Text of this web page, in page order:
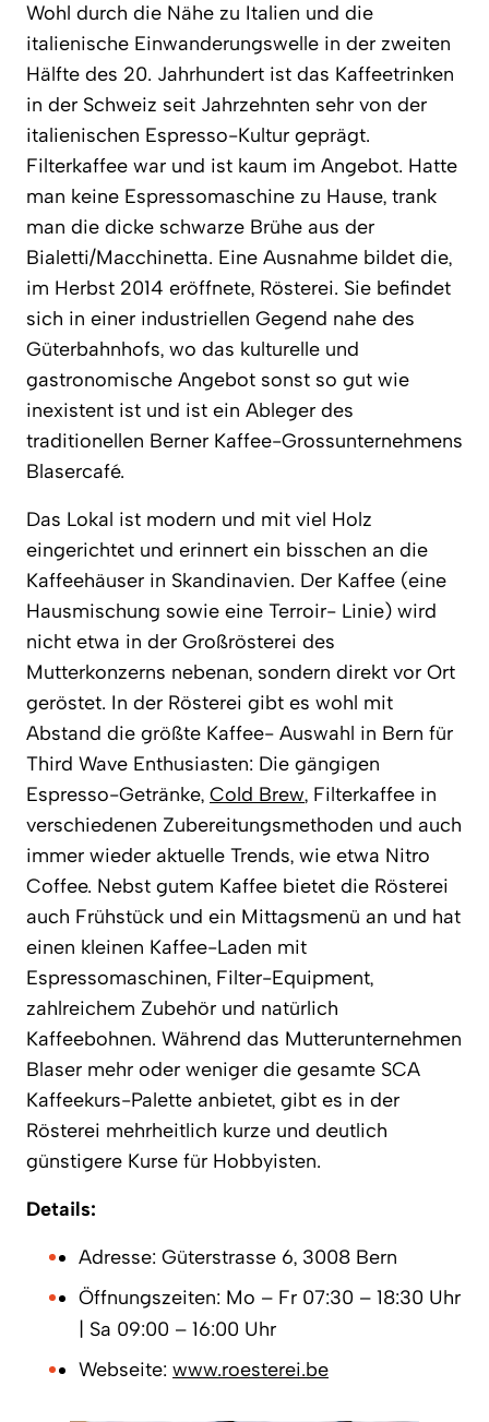
Wohl durch die Nähe zu Italien und die
italienische Einwanderungswelle in der zweiten
Hälfte des 20. Jahrhundert ist das Kaffeetrinken
in der Schweiz seit Jahrzehnten sehr von der
italienischen Espresso-Kultur geprägt.
Filterkaffee war und ist kaum im Angebot. Hatte
man keine Espressomaschine zu Hause, trank
man die dicke schwarze Brühe aus der
Bialetti/Macchinetta. Eine Ausnahme bildet die,
im Herbst 2014 eröffnete, Rösterei. Sie befindet
sich in einer industriellen Gegend nahe des
Güterbahnhofs, wo das kulturelle und
gastronomische Angebot sonst so gut wie
inexistent ist und ist ein Ableger des
traditionellen Berner Kaffee-Grossunternehmens
Blasercafé.
Das Lokal ist modern und mit viel Holz
eingerichtet und erinnert ein bisschen an die
Kaffeehäuser in Skandinavien. Der Kaffee (eine
Hausmischung sowie eine Terroir- Linie) wird
nicht etwa in der Großrösterei des
Mutterkonzerns nebenan, sondern direkt vor Ort
geröstet. In der Rösterei gibt es wohl mit
Abstand die größte Kaffee- Auswahl in Bern für
Third Wave Enthusiasten: Die gängigen
Espresso-Getränke, Cold Brew, Filterkaffee in
verschiedenen Zubereitungsmethoden und auch
immer wieder aktuelle Trends, wie etwa Nitro
Coffee. Nebst gutem Kaffee bietet die Rösterei
auch Frühstück und ein Mittagsmenü an und hat
einen kleinen Kaffee-Laden mit
Espressomaschinen, Filter-Equipment,
zahlreichem Zubehör und natürlich
Kaffeebohnen. Während das Mutterunternehmen
Blaser mehr oder weniger die gesamte SCA
Kaffeekurs-Palette anbietet, gibt es in der
Rösterei mehrheitlich kurze und deutlich
günstigere Kurse für Hobbyisten.
Details:
Adresse: Güterstrasse 6, 3008 Bern
Öffnungszeiten: Mo – Fr 07:30 – 18:30 Uhr
| Sa 09:00 – 16:00 Uhr
Webseite: www.roesterei.be